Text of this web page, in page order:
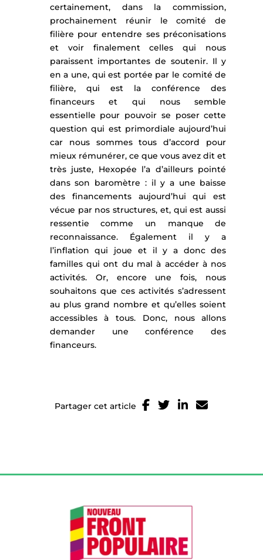
certainement, dans la commission,
prochainement réunir le comité de
filière pour entendre ses préconisations
et voir finalement celles qui nous
paraissent importantes de soutenir. Il y
en a une, qui est portée par le comité de
filière, qui est la conférence des
financeurs et qui nous semble
essentielle pour pouvoir se poser cette
question qui est primordiale aujourd’hui
car nous sommes tous d’accord pour
mieux rémunérer, ce que vous avez dit et
très juste, Hexopée l’a d’ailleurs pointé
dans son baromètre : il y a une baisse
des financements aujourd’hui qui est
vécue par nos structures, et, qui est aussi
ressentie comme un manque de
reconnaissance. Également il y a
l’inflation qui joue et il y a donc des
familles qui ont du mal à accéder à nos
activités. Or, encore une fois, nous
souhaitons que ces activités s’adressent
au plus grand nombre et qu’elles soient
accessibles à tous. Donc, nous allons
demander une conférence des
financeurs.
Partager cet article